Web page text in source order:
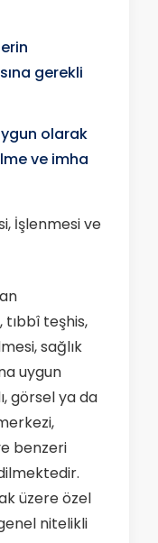
gerekli
olarak
ve imha
İşlenmesi ve
teşhis,
sağlık
uygun
görsel ya da
benzeri
üzere özel
nitelikli